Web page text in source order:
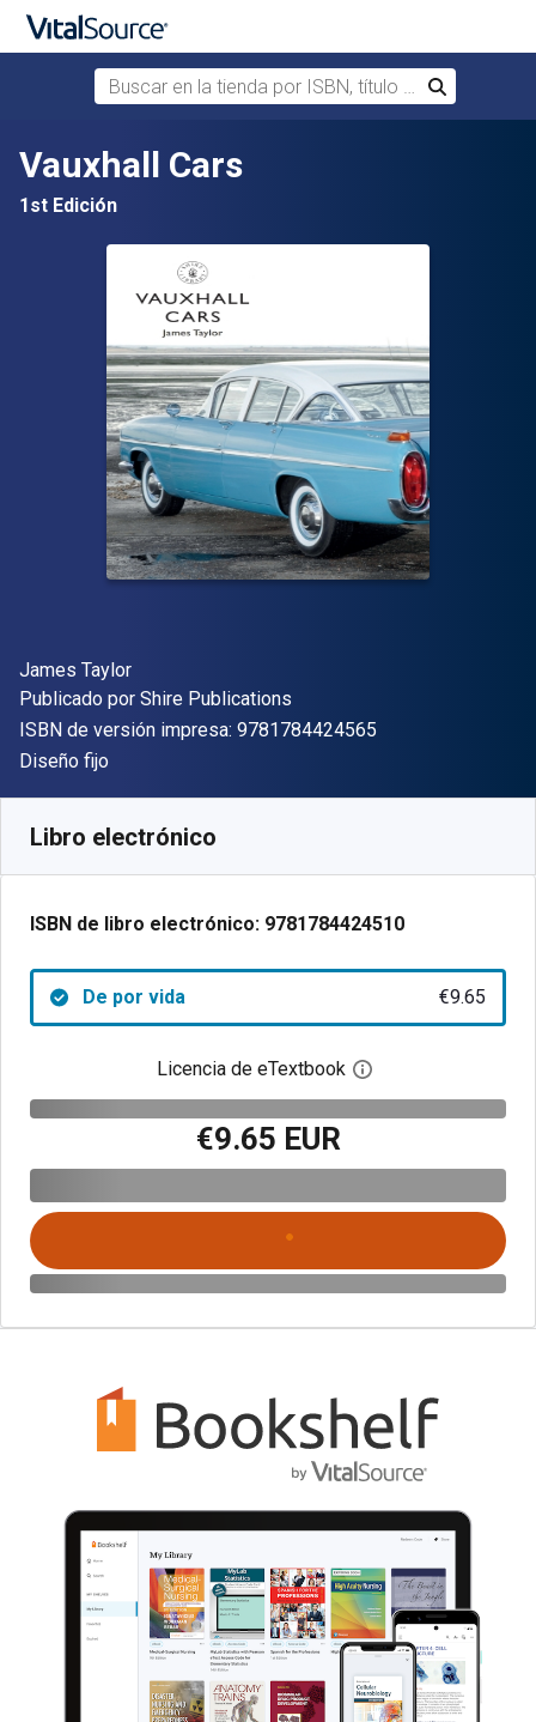
Saltar al contenido principal
Buscar en la tienda por ISBN, título o autor
Buscar
Vauxhall Cars
1st Edición
Autor(es)
James Taylor
Editorial
Publicado por Shire Publications
ISBN de versión impresa: 9781784424565
Formato
Diseño fijo
Libro electrónico
ISBN de libro electrónico: 9781784424510
De por vida €9.65
Licencia de eTextbook Abre el cuadro de
€9.65 EUR